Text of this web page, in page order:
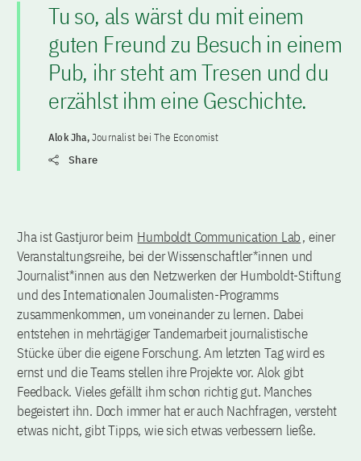
Tu so, als wärst du mit einem
guten Freund zu Besuch in einem
Pub, ihr steht am Tresen und du
erzählst ihm eine Geschichte.
Alok Jha,Journalist bei The Economist
Share
Jha ist Gastjuror beim Humboldt Communication Lab, einer
Veranstaltungsreihe, bei der Wissenschaftler*innen und
Journalist*innen aus den Netzwerken der Humboldt-Stiftung
und des Internationalen Journalisten-Programms
zusammenkommen, um voneinander zu lernen. Dabei
entstehen in mehrtägiger Tandemarbeit journalistische
Stücke über die eigene Forschung. Am letzten Tag wird es
ernst und die Teams stellen ihre Projekte vor. Alok gibt
Feedback. Vieles gefällt ihm schon richtig gut. Manches
begeistert ihn. Doch immer hat er auch Nachfragen, versteht
etwas nicht, gibt Tipps, wie sich etwas verbessern ließe.